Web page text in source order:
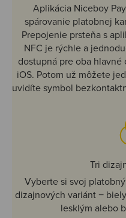
Aplikácia Niceboy
spárovanie platobnej
Prepojenie prsteňa s
NFC je rýchle a
dostupná pre oba
iOS. Potom už môžete
uvidíte symbol
Tri
Vyberte si svoj
dizajnových variánt −
lesklým alebo